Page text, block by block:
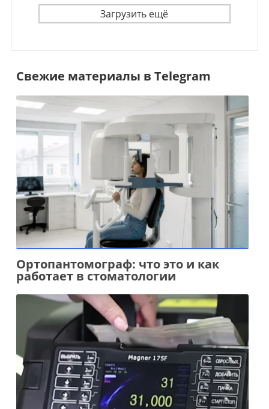
Загрузить ещё
Свежие материалы в Telegram
Ортопантомограф: что это и как
работает в стоматологии